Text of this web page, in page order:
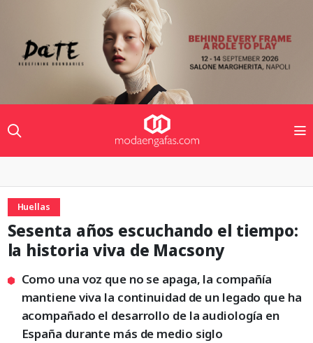
Huellas
Sesenta años escuchando el tiempo:
la historia viva de Macsony
Como una voz que no se apaga, la compañía
mantiene viva la continuidad de un legado que ha
acompañado el desarrollo de la audiología en
España durante más de medio siglo